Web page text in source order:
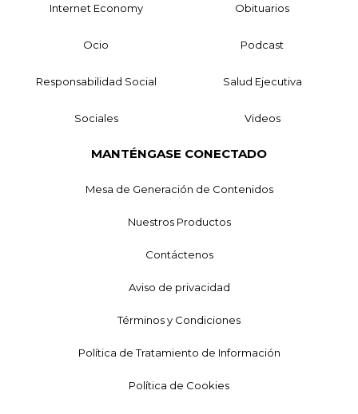
Internet Economy Obituarios
Ocio Podcast
Responsabilidad Social Salud Ejecutiva
Sociales Videos
MANTÉNGASE CONECTADO
Mesa de Generación de Contenidos
Nuestros Productos
Contáctenos
Aviso de privacidad
Términos y Condiciones
Política de Tratamiento de Información
Política de Cookies